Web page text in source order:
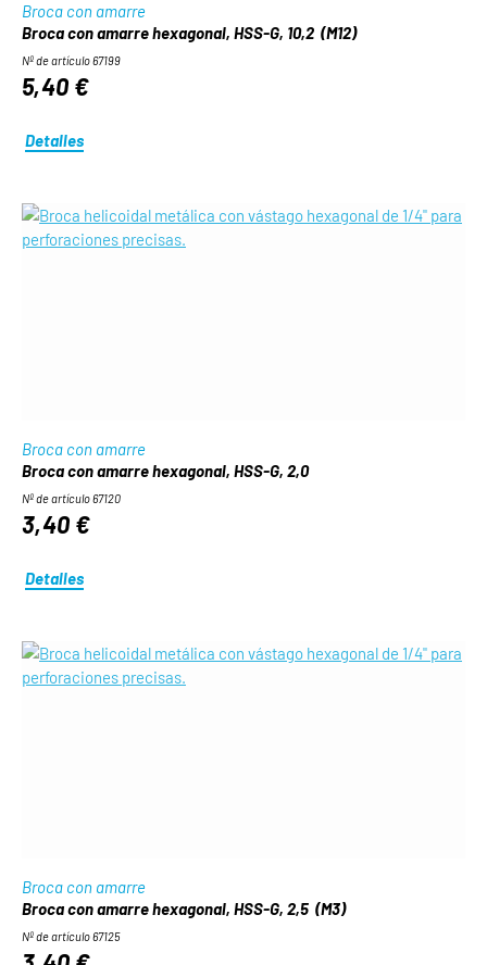
Broca con amarre
Broca con amarre hexagonal, HSS-G, 10,2 (M12)
Nº de artículo 67199
5,40 €
Detalles
Broca con amarre
Broca con amarre hexagonal, HSS-G, 2,0
Nº de artículo 67120
3,40 €
Detalles
Broca con amarre
Broca con amarre hexagonal, HSS-G, 2,5 (M3)
Nº de artículo 67125